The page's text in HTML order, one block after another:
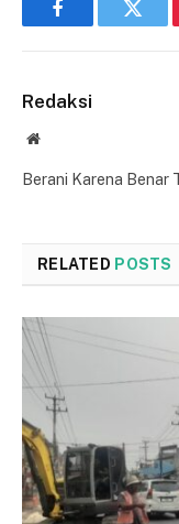
Facebook
Redaksi
Website
Berani Karena Benar
RELATED POSTS